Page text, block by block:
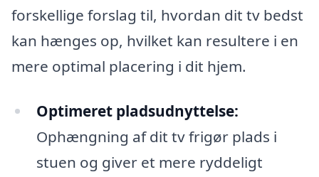
forskellige forslag til, hvordan dit tv bedst
kan hænges op, hvilket kan resultere i en
mere optimal placering i dit hjem.
Optimeret pladsudnyttelse:
Ophængning af dit tv frigør plads i
stuen og giver et mere ryddeligt